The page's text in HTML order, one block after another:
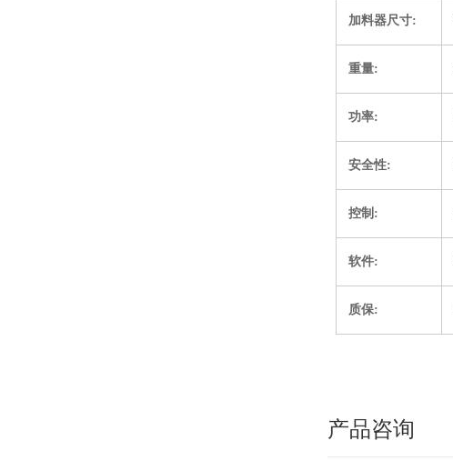
加料器尺寸:
重量:
功率:
安全性:
控制 :
软件:
质保:
产品咨询